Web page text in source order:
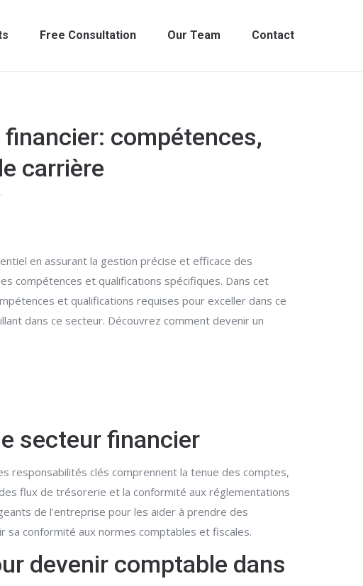
Free Consultation Our Team Contact
compétences,
carrière
en assurant la gestion précise et efficace des
compétences et qualifications spécifiques. Dans cet
et qualifications requises pour exceller dans ce
dans ce secteur. Découvrez comment devenir un
secteur financier
responsabilités clés comprennent la tenue des comptes,
flux de trésorerie et la conformité aux réglementations
de l'entreprise pour les aider à prendre des
conformité aux normes comptables et fiscales.
devenir comptable dans